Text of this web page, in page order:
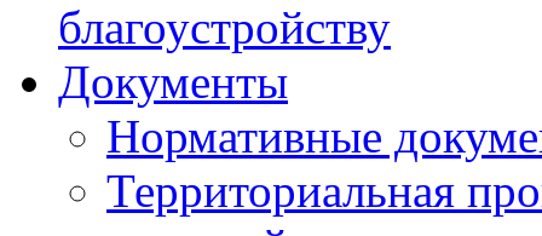
благоустройству
Документы
Нормативные
Территориальная